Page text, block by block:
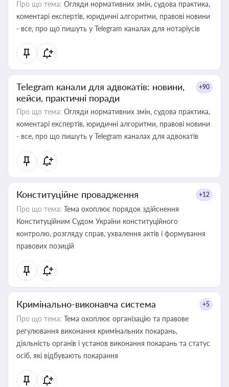
Про що тема: Огляди нормативних змін, судова практика,
коментарі експертів, юридичні алгоритми, правові новини
- все, про що пишуть у Telegram каналах для нотаріусів
Telegram канали для адвокатів: новини,
кейси, практичні поради
+90
Про що тема: Огляди нормативних змін, судова практика,
коментарі експертів, юридичні алгоритми, правові новини
- все, про що пишуть у Telegram каналах для адвокатів
Конституційне провадження +12
Про що тема: Тема охоплює порядок здійснення
Конституційним Судом України конституційного
контролю, розгляду справ, ухвалення актів і формування
правових позицій
Кримінально-виконавча система +5
Про що тема: Тема охоплює організацію та правове
регулювання виконання кримінальних покарань,
діяльність органів і установ виконання покарань та статус
осіб, які відбувають покарання